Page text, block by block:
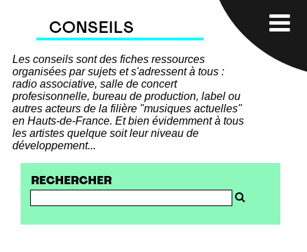
CONSEILS
Les conseils sont des fiches ressources
organisées par sujets et s'adressent à tous :
radio associative, salle de concert
profesisonnelle, bureau de production, label ou
autres acteurs de la filière "musiques actuelles"
en Hauts-de-France. Et bien évidemment à tous
les artistes quelque soit leur niveau de
développement...
RECHERCHER